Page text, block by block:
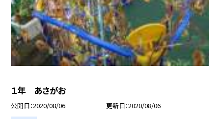
１年 あさがお
公開日 2020/08/06 更新日 2020/08/06